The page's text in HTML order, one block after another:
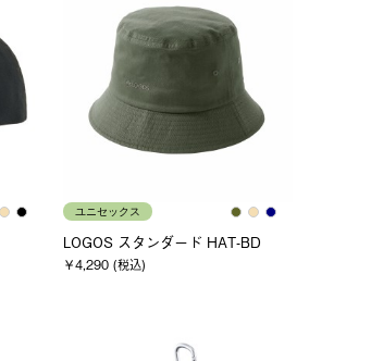
ユニセックス
LOGOS スタンダード HAT-BD
￥4,290 (税込)